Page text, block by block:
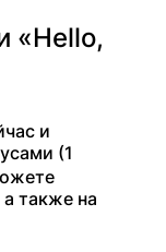
«Hello,
и
(1
также на